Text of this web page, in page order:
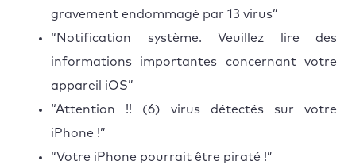
gravement endommagé par 13 virus”
“Notification système. Veuillez lire des
informations importantes concernant votre
appareil iOS”
“Attention !! (6) virus détectés sur votre
iPhone !”
“Votre iPhone pourrait être piraté !”